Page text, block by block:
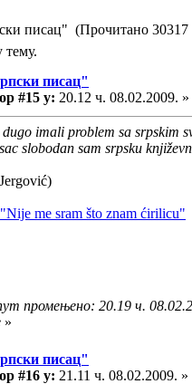
писац" (Прочитано 30317
тему.
писац"
#15 у: 20.12 ч. 08.02.2009. »
imali problem sa srpskim
slobodan sam srpsku
"Nije me sram što znam ćirilicu"
промењено: 20.19 ч.
»
писац"
#16 у: 21.11 ч. 08.02.2009. »